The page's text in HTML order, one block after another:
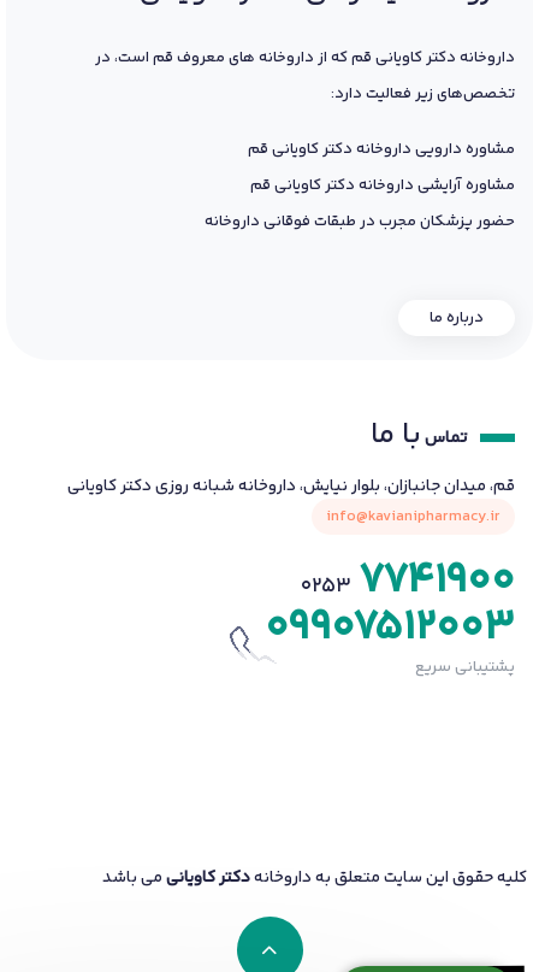
داروخانه دکتر کاویانی قم که از داروخانه های معروف قم است، در
تخصص‌های زیر فعالیت دارد:
مشاوره دارویی داروخانه دکتر کاویانی قم
مشاوره آرایشی داروخانه دکتر کاویانی قم
حضور پزشکان مجرب در طبقات فوقانی داروخانه
درباره ما
تماس با ما
قم، میدان جانبازان، بلوار نیایش، داروخانه شبانه روزی دکتر کاویانی
info@kavianipharmacy.ir
0253 7741900
09907512003
پشتیبانی سریع
کلیه حقوق این سایت متعلق به داروخانهدکتر کاویانیمی باشد